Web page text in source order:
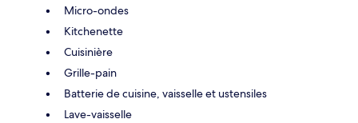
Micro-ondes
Kitchenette
Cuisinière
Grille-pain
Batterie de cuisine, vaisselle et ustensiles
Lave-vaisselle